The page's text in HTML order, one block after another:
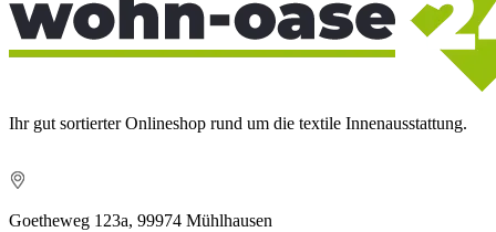
Ihr gut sortierter Onlineshop rund um die textile Innenausstattung.
Goetheweg 123a, 99974 Mühlhausen